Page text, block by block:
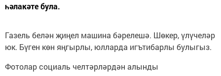
һәлакәте була.
Газель белән җиңел машина бәрелешә. Шөкер, үлүчеләр
юк. Бүген көн яңгырлы, юлларда игътибарлы булыгыз.
Фотолар социаль челтәрләрдән алынды